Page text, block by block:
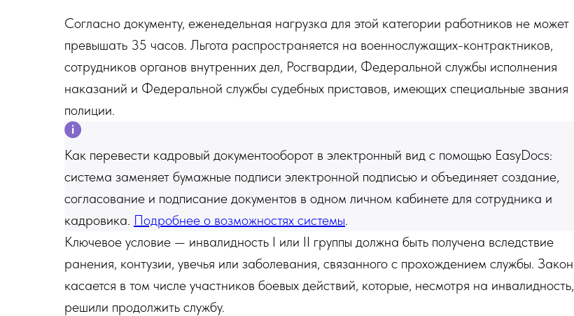
Согласно документу, еженедельная нагрузка для этой категории работников не может
превышать 35 часов. Льгота распространяется на военнослужащих-контрактников,
сотрудников органов внутренних дел, Росгвардии, Федеральной службы исполнения
наказаний и Федеральной службы судебных приставов, имеющих специальные звания
полиции.
Как перевести кадровый документооборот в электронный вид с помощью EasyDocs:
система заменяет бумажные подписи электронной подписью и объединяет создание,
согласование и подписание документов в одном личном кабинете для сотрудника и
кадровика. Подробнее о возможностях системы.
Ключевое условие — инвалидность I или II группы должна быть получена вследствие
ранения, контузии, увечья или заболевания, связанного с прохождением службы. Закон
касается в том числе участников боевых действий, которые, несмотря на инвалидность,
решили продолжить службу.